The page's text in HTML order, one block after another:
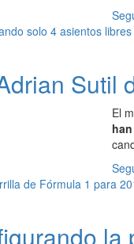
Sutil
El